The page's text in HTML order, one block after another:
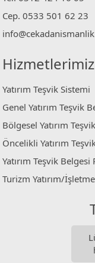
Cep. 0533 501 62 23
Hizmetlerimiz
Yatırım Teşvik Sistemi
Genel Yatırım Teşvik
Bölgesel Yatırım
Öncelikli Yatırım
Yatırım Teşvik
Turizm Yatırım/